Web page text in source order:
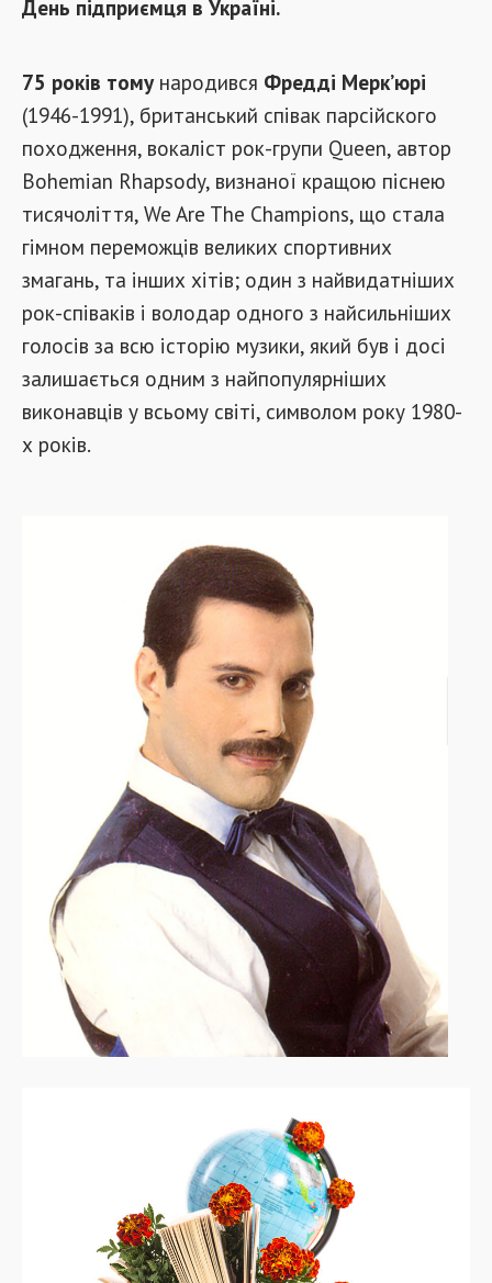
День підприємця в Україні.
75 років томународився Фредді Мерк’юрі
(1946-1991), британський співак парсійского
походження, вокаліст рок-групи Queen, автор
Bohemian Rhapsody, визнаної кращою піснею
тисячоліття, We Are The Champions, що стала
гімном переможців великих спортивних
змагань, та інших хітів; один з найвидатніших
рок-співаків і володар одного з найсильніших
голосів за всю історію музики, який був і досі
залишається одним з найпопулярніших
виконавців у всьому світі, символом року 1980-
х років.